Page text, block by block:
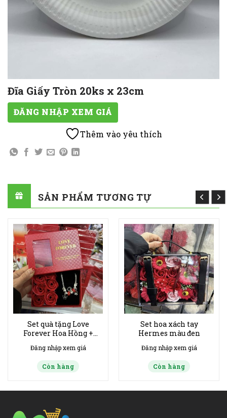
Đĩa Giấy Tròn 20ks x 23cm
ĐĂNG NHẬP XEM GIÁ
Thêm vào yêu thích
SẢN PHẨM TƯƠNG TỰ
Set quà tặng Love
Forever Hoa Hồng +
Đăng nhập xem giá
Còn hàng
Set hoa xách tay
Hermes màu đen
Đăng nhập xem giá
Còn hàng